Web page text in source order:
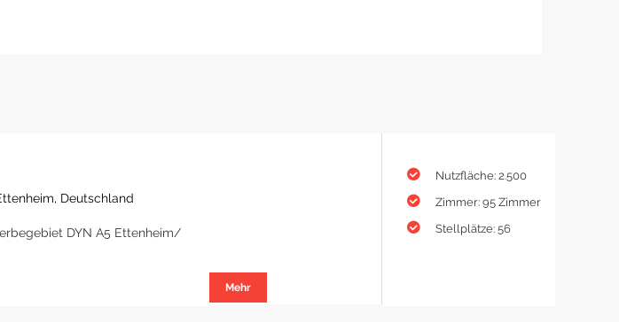
Deutschland
DYN A5 Ettenheim/
Mehr
Nutzfläche: 2.500
Zimmer: 95 Zimmer
Stellplätze: 56